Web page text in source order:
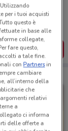
vicino a te,
comodamente
per i tuoi acquisti
questo è
in base alle
collegate,
fare questo,
a tale fine.
conPartnersin
cambiare
all’interno della
che
relativi
a
ci informa
delle offerte a